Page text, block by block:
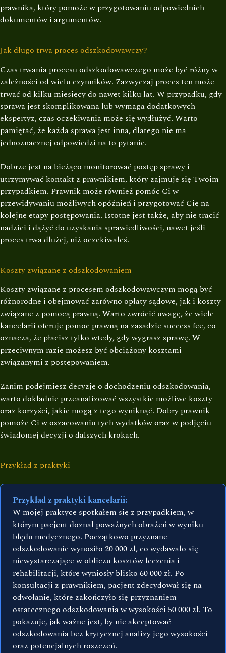
prawnika, który pomoże w przygotowaniu odpowiednich
dokumentów i argumentów.
Jak długo trwa proces odszkodowawczy?
Czas trwania procesu odszkodowawczego może być różny w
zależności od wielu czynników. Zazwyczaj proces ten może
trwać od kilku miesięcy do nawet kilku lat. W przypadku, gdy
sprawa jest skomplikowana lub wymaga dodatkowych
ekspertyz, czas oczekiwania może się wydłużyć. Warto
pamiętać, że każda sprawa jest inna, dlatego nie ma
jednoznacznej odpowiedzi na to pytanie.
Dobrze jest na bieżąco monitorować postęp sprawy i
utrzymywać kontakt z prawnikiem, który zajmuje się Twoim
przypadkiem. Prawnik może również pomóc Ci w
przewidywaniu możliwych opóźnień i przygotować Cię na
kolejne etapy postępowania. Istotne jest także, aby nie tracić
nadziei i dążyć do uzyskania sprawiedliwości, nawet jeśli
proces trwa dłużej, niż oczekiwałeś.
Koszty związane z odszkodowaniem
Koszty związane z procesem odszkodowawczym mogą być
różnorodne i obejmować zarówno opłaty sądowe, jak i koszty
związane z pomocą prawną. Warto zwrócić uwagę, że wiele
kancelarii oferuje pomoc prawną na zasadzie success fee, co
oznacza, że płacisz tylko wtedy, gdy wygrasz sprawę. W
przeciwnym razie możesz być obciążony kosztami
związanymi z postępowaniem.
Zanim podejmiesz decyzję o dochodzeniu odszkodowania,
warto dokładnie przeanalizować wszystkie możliwe koszty
oraz korzyści, jakie mogą z tego wyniknąć. Dobry prawnik
pomoże Ci w oszacowaniu tych wydatków oraz w podjęciu
świadomej decyzji o dalszych krokach.
Przykład z praktyki
Przykład z praktyki kancelarii:
W mojej praktyce spotkałem się z przypadkiem, w
którym pacjent doznał poważnych obrażeń w wyniku
błędu medycznego. Początkowo przyznane
odszkodowanie wynosiło 20 000 zł, co wydawało się
niewystarczające w obliczu kosztów leczenia i
rehabilitacji, które wyniosły blisko 60 000 zł. Po
konsultacji z prawnikiem, pacjent zdecydował się na
odwołanie, które zakończyło się przyznaniem
ostatecznego odszkodowania w wysokości 50 000 zł. To
pokazuje, jak ważne jest, by nie akceptować
odszkodowania bez krytycznej analizy jego wysokości
oraz potencjalnych roszczeń.